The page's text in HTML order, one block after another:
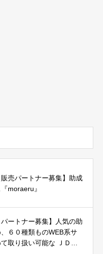
販売パートナー募集】助成
moraeru』
パートナー募集】人気の助
６０種類ものWEB系サ
取り扱い可能な ＪＤネ